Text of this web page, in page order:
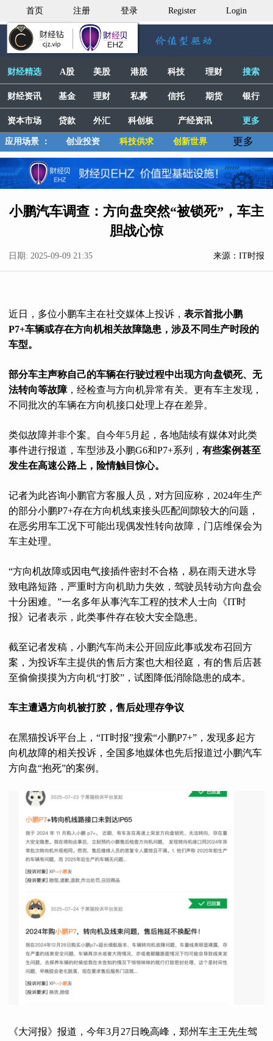
首页 注册 登录 Register Login
财经精选 A股 美股 港股 科技 理财 搜索
财经资讯 基金 理财 私募 信托 期货 银行
资本市场 贷款 外汇 科创板 产经资讯 更多
应用场景 ： 创业投资 科技供求 创新世界 更多
小鹏汽车调查：方向盘突然“被锁死”，车主
胆战心惊
日期: 2025-09-09 21:35 来源：IT时报
近日，多位小鹏车主在社交媒体上投诉， 表示首批小鹏
P7+车辆或存在方向机相关故障隐患，涉及不同生产时段的
车型。
部分车主声称自己的车辆在行驶过程中出现方向盘锁死、无
法转向等故障，经检查与方向机异常有关。更有车主发现，
不同批次的车辆在方向机接口处理上存在差异。
类似故障并非个案。自今年5月起，各地陆续有媒体对此类
事件进行报道，车型涉及小鹏G6和P7+系列， 有些案例甚至
发生在高速公路上，险情触目惊心。
记者为此咨询小鹏官方客服人员，对方回应称，2024年生产
的部分小鹏P7+存在方向机线束接头匹配间隙较大的问题，
在恶劣用车工况下可能出现偶发性转向故障，门店维保会为
车主处理。
“方向机故障或因电气接插件密封不合格，易在雨天进水导
致电路短路，严重时方向机助力失效，驾驶员转动方向盘会
十分困难。”一名多年从事汽车工程的技术人士向《IT时
报》记者表示，此类事件存在较大安全隐患。
截至记者发稿，小鹏汽车尚未公开回应此事或发布召回方
案，为投诉车主提供的售后方案也大相径庭，有的售后店甚
至偷偷摸摸为方向机“打胶”，试图降低消除隐患的成本。
车主遭遇方向机被打胶，售后处理存争议
在黑猫投诉平台上，“IT时报”搜索“小鹏P7+”，发现多起方
向机故障的相关投诉，全国多地媒体也先后报道过小鹏汽车
方向盘“抱死”的案例。
《大河报》报道，今年3月27日晚高峰，郑州车主王先生驾